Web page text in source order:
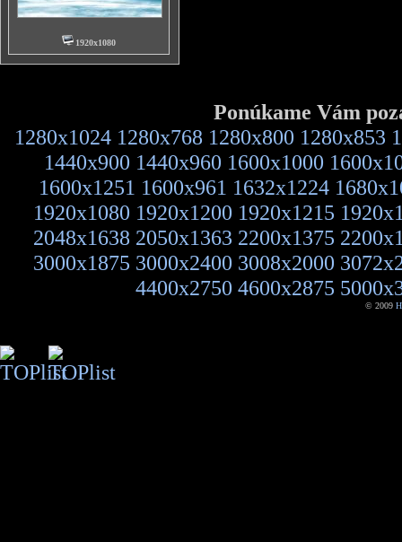
1920x1080
Ponúkame Vám
1280x1024 1280x768 1280x800 1280x853
1440x900 1440x960 1600x1000
1600x1251 1600x961 1632x1224
1920x1080 1920x1200 1920x1215
2048x1638 2050x1363 2200x1375
3000x1875 3000x2400 3008x2000
4400x2750 4600x2875
© 2009